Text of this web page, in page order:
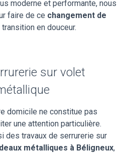
moderne et performante, nous
faire de ce changement de
transition en douceur.
sur volet
domicile ne constitue pas
une attention particulière.
des travaux de serrurerie sur
métalliques à Béligneux,